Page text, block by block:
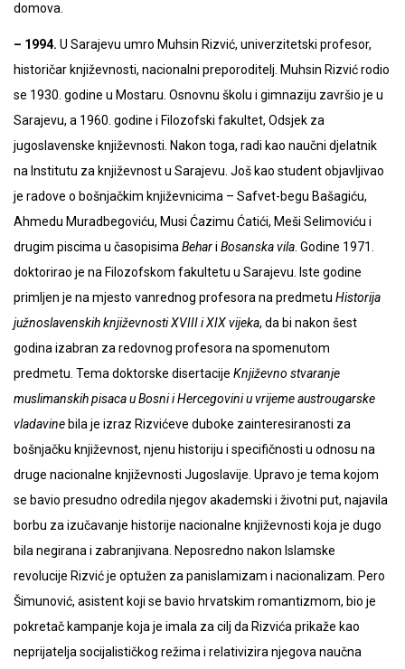
domova.
– 1994. U Sarajevu umro Muhsin Rizvić, univerzitetski profesor,
historičar književnosti, nacionalni preporoditelj. Muhsin Rizvić rodio
se 1930. godine u Mostaru. Osnovnu školu i gimnaziju završio je u
Sarajevu, a 1960. godine i Filozofski fakultet, Odsjek za
jugoslavenske književnosti. Nakon toga, radi kao naučni djelatnik
na Institutu za književnost u Sarajevu. Još kao student objavljivao
je radove o bošnjačkim književnicima – Safvet-begu Bašagiću,
Ahmedu Muradbegoviću, Musi Ćazimu Ćatići, Meši Selimoviću i
drugim piscima u časopisima Behari Bosanska vila . Godine 1971.
doktorirao je na Filozofskom fakultetu u Sarajevu. Iste godine
primljen je na mjesto vanrednog profesora na predmetu Historija
južnoslavenskih književnosti XVIII i XIX vijeka, da bi nakon šest
godina izabran za redovnog profesora na spomenutom
predmetu. Tema doktorske disertacije Književno stvaranje
muslimanskih pisaca u Bosni i Hercegovini u vrijeme austrougarske
vladavine bila je izraz Rizvićeve duboke zainteresiranosti za
bošnjačku književnost, njenu historiju i specifičnosti u odnosu na
druge nacionalne književnosti Jugoslavije. Upravo je tema kojom
se bavio presudno odredila njegov akademski i životni put, najavila
borbu za izučavanje historije nacionalne književnosti koja je dugo
bila negirana i zabranjivana. Neposredno nakon Islamske
revolucije Rizvić je optužen za panislamizam i nacionalizam. Pero
Šimunović, asistent koji se bavio hrvatskim romantizmom, bio je
pokretač kampanje koja je imala za cilj da Rizvića prikaže kao
neprijatelja socijalističkog režima i relativizira njegova naučna